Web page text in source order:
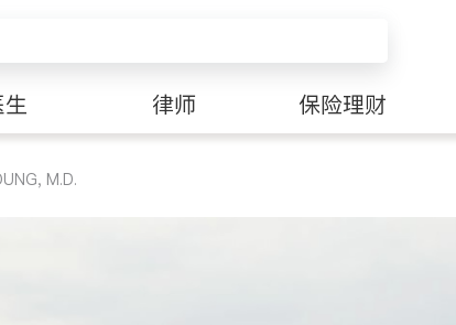
生 律师 保险理财
M.D.